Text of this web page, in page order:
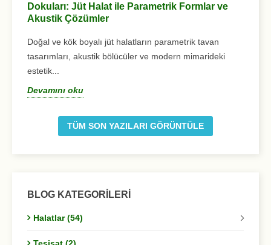
Dokuları: Jüt Halat ile Parametrik Formlar ve
Akustik Çözümler
Doğal ve kök boyalı jüt halatların parametrik tavan
tasarımları, akustik bölücüler ve modern mimarideki
estetik...
Devamını oku
TÜM SON YAZILARI GÖRÜNTÜLE
BLOG KATEGORILERI
Halatlar (54)
Tesisat (2)